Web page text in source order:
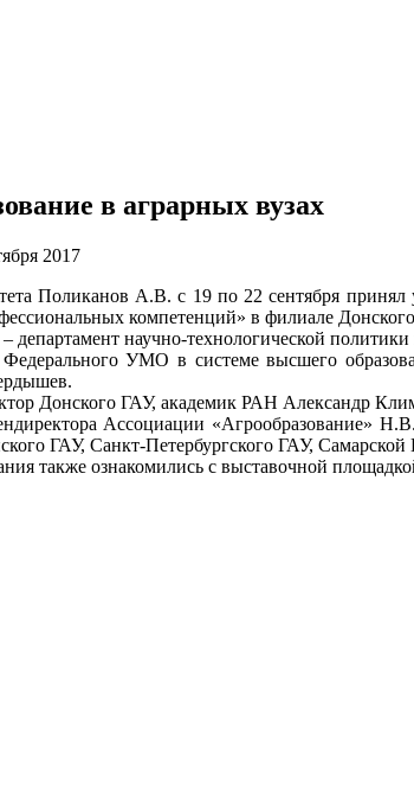
в аграрных вузах
2017
Поликанов А.В. с 19 по 22 сентября
компетенций» в филиале
департамент научно-технологической
Федерального УМО в системе высшего
Донского ГАУ, академик РАН Александр
Ассоциации «Агрообразование»
ГАУ, Санкт-Петербургского ГАУ,
также ознакомились с выставочной